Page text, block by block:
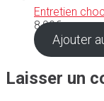
Entretien
8,90€
Ajouter
Laisser un